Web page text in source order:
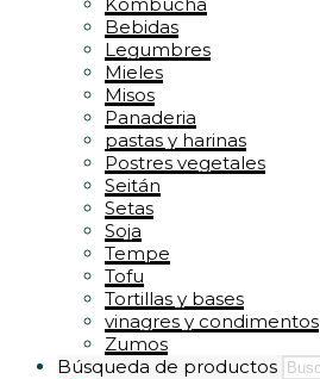
Bebidas
Legumbres
Mieles
Misos
Panaderia
pastas y harinas
Postres vegetales
Seitán
Setas
Soja
Tempe
Tofu
Tortillas y bases
vinagres y condimentos
Zumos
Búsqueda de productos